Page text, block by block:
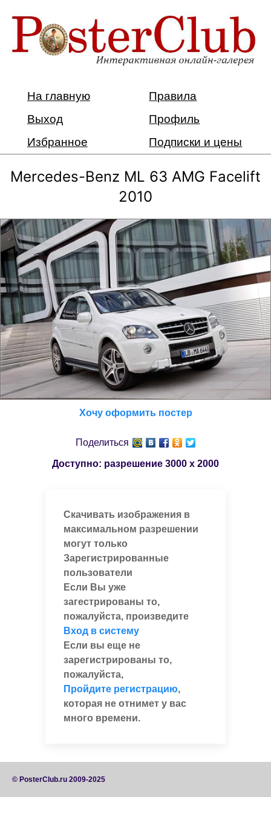
На главную
Правила
Выход
Профиль
Избранное
Подписки и цены
Mercedes-Benz ML 63 AMG Facelift
2010
Хочу оформить постер
Поделиться
Доступно: разрешение 3000 x 2000
Скачивать изображения в
максимальном разрешении
могут только
Зарегистрированные
пользователи
Если Вы уже
загестрированы то,
пожалуйста, произведите
Вход в систему
Если вы еще не
зарегистрированы то,
пожалуйста,
Пройдите регистрацию,
которая не отнимет у вас
много времени.
© PosterClub.ru 2009-2025